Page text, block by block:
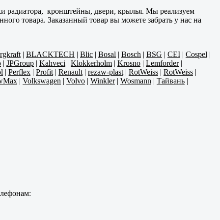
радиатора, кронштейны, двери, крылья. Мы реализуем
товара. Заказанный товар вы можете забрать у нас на
| BLACKTECH | Blic | Bosal | Bosch | BSG | CEI | Cospel |
| JPGroup | Kahveci | Klokkerholm | Krosno | Lemforder|
| Perflex | Profit | Renault | rezaw-plast | RotWeiss | RotWeiss |
| Volkswagen | Volvo | Winkler| Wosmann | Тайвань |